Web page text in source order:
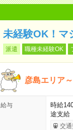
未経験OK！マ
派遣 職種未経験OK
彦島エリア
給与
時給
途支給
交通